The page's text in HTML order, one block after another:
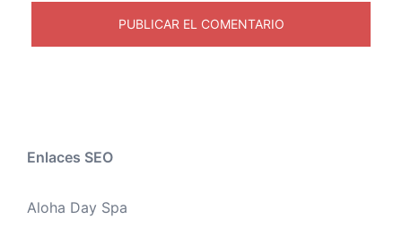
Enlaces SEO
Aloha Day Spa